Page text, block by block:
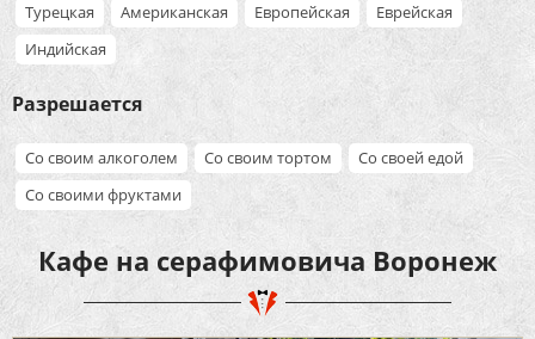
Турецкая Американская Европейская
Еврейская
Индийская
Разрешается
Со своим алкоголем Со своим тортом
Со своей едой
Со своими фруктами
Кафе на серафимовича Воронеж